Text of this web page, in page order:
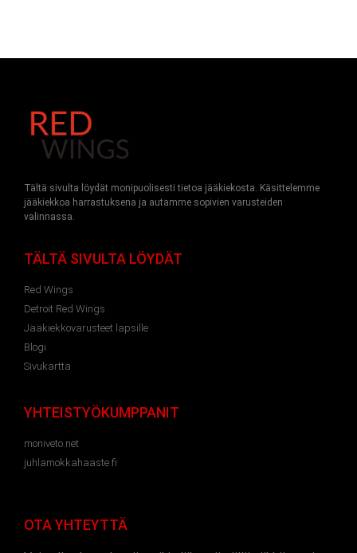
Tältä sivulta löydät monipuolisesti tietoa jääkiekosta. Käsittelemme
jääkiekkoa harrastuksena ja autamme sopivien varusteiden
valinnassa.
TÄLTÄ SIVULTA LÖYDÄT
Red Wings
Detroit Red Wings
Jääkiekkovarusteet lapsille
Blogi
Sivukartta
YHTEISTYÖKUMPPANIT
moniveto.net
juhlamokkahaaste.fi
OTA YHTEYTTÄ